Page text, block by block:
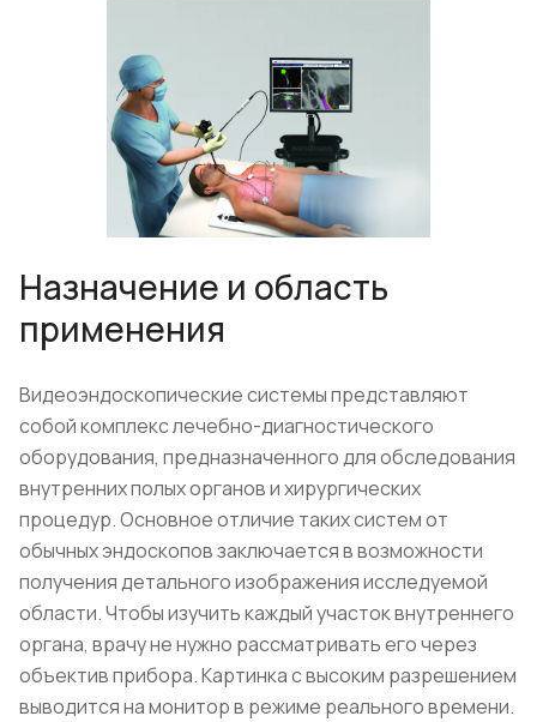
Назначение и область
применения
Видеоэндоскопические системы представляют
собой комплекс лечебно-диагностического
оборудования, предназначенного для обследования
внутренних полых органов и хирургических
процедур. Основное отличие таких систем от
обычных эндоскопов заключается в возможности
получения детального изображения исследуемой
области. Чтобы изучить каждый участок внутреннего
органа, врачу не нужно рассматривать его через
объектив прибора. Картинка с высоким разрешением
выводится на монитор в режиме реального времени.